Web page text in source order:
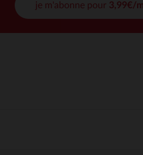
je m'abonne pour 3,99€/